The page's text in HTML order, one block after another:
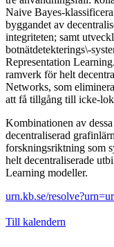
Naive Bayes-
byggandet av
integriteten; samt
botnätdetekterings\-
Representation
ramverk för helt
Networks, som
att få tillgång till icke-
Kombinationen av
decentraliserad
forskningsriktning som
helt decentraliserade
Learning modeller.
urn.kb.se/
Till kalendern